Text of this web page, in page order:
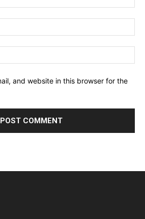
and website in this browser for the